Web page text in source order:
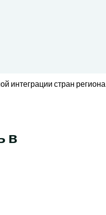
интеграции стран региона
в